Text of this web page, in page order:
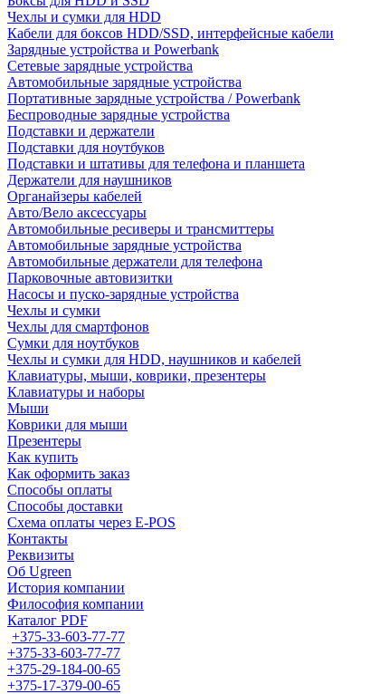
Чехлы и сумки для HDD
Кабели для боксов HDD/SSD, интерфейсные кабели
Зарядные устройства и Powerbank
Сетевые зарядные устройства
Автомобильные зарядные устройства
Портативные зарядные устройства / Powerbank
Беспроводные зарядные устройства
Подставки и держатели
Подставки для ноутбуков
Подставки и штативы для телефона и планшета
Держатели для наушников
Органайзеры кабелей
Авто/Вело аксессуары
Автомобильные ресиверы и трансмиттеры
Автомобильные зарядные устройства
Автомобильные держатели для телефона
Парковочные автовизитки
Насосы и пуско-зарядные устройства
Чехлы и сумки
Чехлы для смартфонов
Сумки для ноутбуков
Чехлы и сумки для HDD, наушников и кабелей
Клавиатуры, мыши, коврики, презентеры
Клавиатуры и наборы
Мыши
Коврики для мыши
Презентеры
Как купить
Как оформить заказ
Способы оплаты
Способы доставки
Схема оплаты через E-POS
Контакты
Реквизиты
Об Ugreen
История компании
Философия компании
Каталог PDF
+375-33-603-77-77
+375-33-603-77-77
+375-29-184-00-65
+375-17-379-00-65